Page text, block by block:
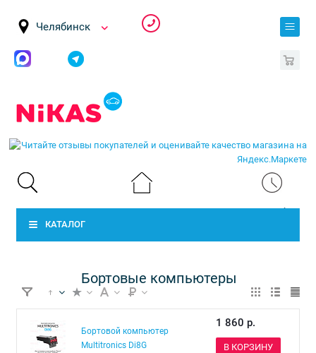
Челябинск
КАТАЛОГ
Бортовые компьютеры
Бортовой компьютер
Multitronics Di8G
1 860 р.
В КОРЗИНУ